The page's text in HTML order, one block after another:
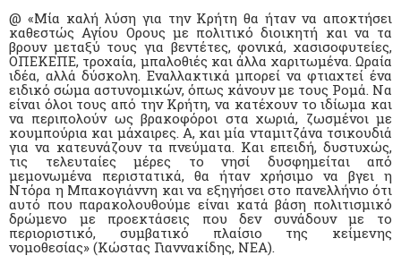
@ «Μία καλή λύση για την Κρήτη θα ήταν να αποκτήσει
καθεστώς Αγίου Ορους με πολιτικό διοικητή και να τα
βρουν μεταξύ τους για βεντέτες, φονικά, χασισοφυτείες,
ΟΠΕΚΕΠΕ, τροχαία, μπαλοθιές και άλλα χαριτωμένα. Ωραία
ιδέα, αλλά δύσκολη. Εναλλακτικά μπορεί να φτιαχτεί ένα
ειδικό σώμα αστυνομικών, όπως κάνουν με τους Ρομά. Να
είναι όλοι τους από την Κρήτη, να κατέχουν το ιδίωμα και
να περιπολούν ως βρακοφόροι στα χωριά, ζωσμένοι με
κουμπούρια και μάχαιρες. Α, και μία νταμιτζάνα τσικουδιά
για να κατευνάζουν τα πνεύματα. Και επειδή, δυστυχώς,
τις τελευταίες μέρες το νησί δυσφημείται από
μεμονωμένα περιστατικά, θα ήταν χρήσιμο να βγει η
Ντόρα η Μπακογιάννη και να εξηγήσει στο πανελλήνιο ότι
αυτό που παρακολουθούμε είναι κατά βάση πολιτισμικό
δρώμενο με προεκτάσεις που δεν συνάδουν με το
περιοριστικό, συμβατικό πλαίσιο της κείμενης
νομοθεσίας» (Κώστας Γιαννακίδης, ΝΕΑ).